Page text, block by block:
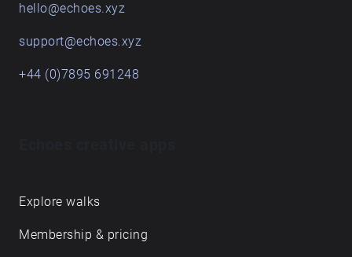
hello@echoes.xyz
support@echoes.xyz
+44 (0)7895 691248
Explore walks
Membership & pricing